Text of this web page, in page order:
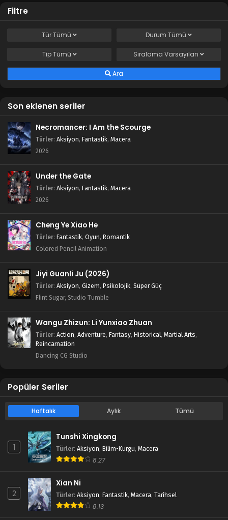
Filtre
TürTümü Durum Tümü
TipTümü Sıralama Varsayılan
Ara
Son eklenen seriler
Necromancer: I Am the Scourge
Türler: Aksiyon, Fantastik, Macera
2026
Under the Gate
Türler: Aksiyon, Fantastik, Macera
2026
Cheng Ye Xiao He
Türler: Fantastik, Oyun, Romantik
Colored Pencil Animation
Jiyi Guanli Ju (2026)
Türler: Aksiyon, Gizem, Psikolojik, Süper Güç
Flint Sugar, Studio Tumble
Wangu Zhizun: Li Yunxiao Zhuan
Türler: Action, Adventure, Fantasy, Historical, Martial Arts,
Reincarnation
Dancing CG Studio
Popüler Seriler
Haftalık Aylık Tümü
1
Tunshi Xingkong
Türler: Aksiyon, Bilim-Kurgu, Macera
8.27
2
Xian Ni
Türler: Aksiyon, Fantastik, Macera, Tarihsel
8.13